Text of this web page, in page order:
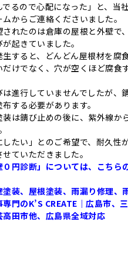
でるので心配になった」と、当
からご連絡くださいました。
れたのは倉庫の屋根と外壁で
起きていました。
すると、どんどん屋根材を腐
だけでなく、穴が空くほど腐食
進行していませんでしたが、
する必要があります。
は錆び止めの後に、紫外線か
したい」とのご希望で、耐久性
ていただきました。
０円診断」については、こちら
装、屋根塗装、雨漏り修理、
門のK’S CREATE｜広島市、
高田市他、広島県全域対応